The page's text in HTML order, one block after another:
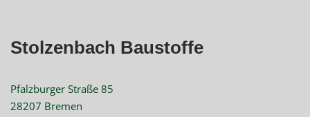
Stolzenbach Baustoffe
Pfalzburger Straße 85
28207 Bremen